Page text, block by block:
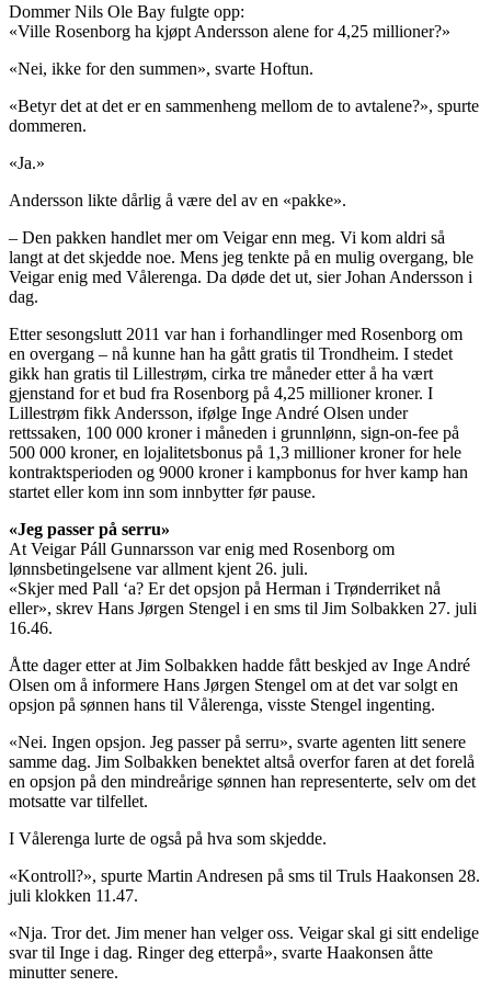
Dommer Nils Ole Bay fulgte opp:
«Ville Rosenborg ha kjøpt Andersson alene for 4,25 millioner?»
«Nei, ikke for den summen», svarte Hoftun.
«Betyr det at det er en sammenheng mellom de to avtalene?», spurte
dommeren.
«Ja.»
Andersson likte dårlig å være del av en «pakke».
– Den pakken handlet mer om Veigar enn meg. Vi kom aldri så
langt at det skjedde noe. Mens jeg tenkte på en mulig overgang, ble
Veigar enig med Vålerenga. Da døde det ut, sier Johan Andersson i
dag.
Etter sesongslutt 2011 var han i forhandlinger med Rosenborg om
en overgang – nå kunne han ha gått gratis til Trondheim. I stedet
gikk han gratis til Lillestrøm, cirka tre måneder etter å ha vært
gjenstand for et bud fra Rosenborg på 4,25 millioner kroner. I
Lillestrøm fikk Andersson, ifølge Inge André Olsen under
rettssaken, 100 000 kroner i måneden i grunnlønn, sign-on-fee på
500 000 kroner, en lojalitetsbonus på 1,3 millioner kroner for hele
kontraktsperioden og 9000 kroner i kampbonus for hver kamp han
startet eller kom inn som innbytter før pause.
«Jeg passer på serru»
At Veigar Páll Gunnarsson var enig med Rosenborg om
lønnsbetingelsene var allment kjent 26. juli.
«Skjer med Pall ‘a? Er det opsjon på Herman i Trønderriket nå
eller», skrev Hans Jørgen Stengel i en sms til Jim Solbakken 27. juli
16.46.
Åtte dager etter at Jim Solbakken hadde fått beskjed av Inge André
Olsen om å informere Hans Jørgen Stengel om at det var solgt en
opsjon på sønnen hans til Vålerenga, visste Stengel ingenting.
«Nei. Ingen opsjon. Jeg passer på serru», svarte agenten litt senere
samme dag. Jim Solbakken benektet altså overfor faren at det forelå
en opsjon på den mindreårige sønnen han representerte, selv om det
motsatte var tilfellet.
I Vålerenga lurte de også på hva som skjedde.
«Kontroll?», spurte Martin Andresen på sms til Truls Haakonsen 28.
juli klokken 11.47.
«Nja. Tror det. Jim mener han velger oss. Veigar skal gi sitt endelige
svar til Inge i dag. Ringer deg etterpå», svarte Haakonsen åtte
minutter senere.